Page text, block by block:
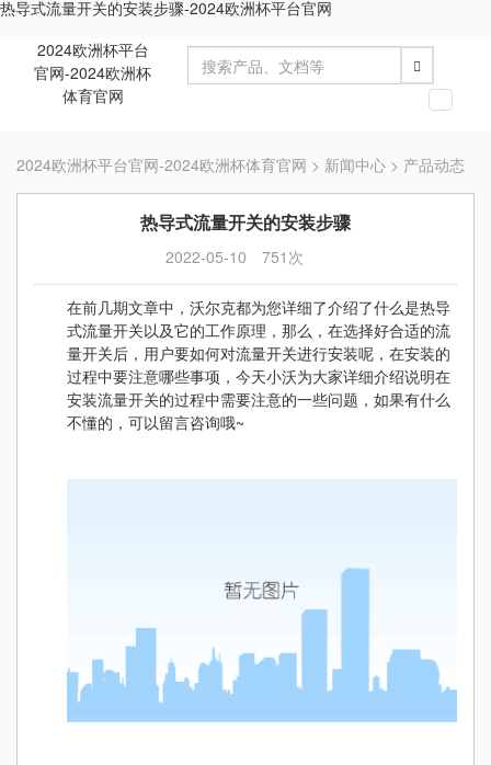
热导式流量开关的安装步骤-2024欧洲杯平台官网
2024欧洲杯平台
官网-2024欧洲杯
体育官网
切
导
航
2024欧洲杯平台官网-2024欧洲杯体育官网 > 新闻中心 > 产品动态
热导式流量开关的安装步骤
2022-05-10 751次
在前几期文章中，沃尔克都为您详细了介绍了什么是热导
式流量开关以及它的工作原理，那么，在选择好合适的流
量开关后，用户要如何对流量开关进行安装呢，在安装的
过程中要注意哪些事项，今天小沃为大家详细介绍说明在
安装流量开关的过程中需要注意的一些问题，如果有什么
不懂的，可以留言咨询哦~